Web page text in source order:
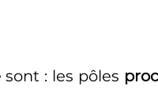
sont : les pôles